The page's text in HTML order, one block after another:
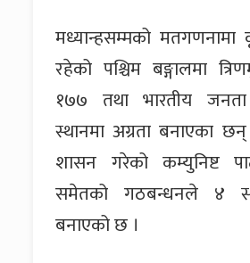
मध्यान्हसम्मको
रहेको पश्चिम बङ्गालमा
१७७ तथा भारतीय जनता
स्थानमा अग्रता बनाएका
शासन गरेको कम्युनिष्ट
समेतको गठबन्धनले ४
बनाएको छ ।